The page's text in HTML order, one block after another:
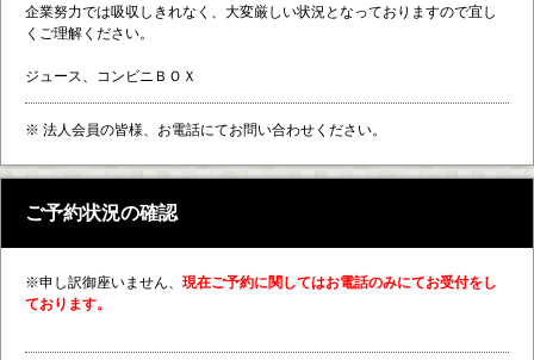
企業努力では吸収しきれなく、大変厳しい状況となっておりますので宜し
くご理解ください。
ジュース、コンビニＢＯＸ
※ 法人会員の皆様、お電話にてお問い合わせください。
ご予約状況の確認
※申し訳御座いません、 現在ご予約に関してはお電話のみにてお受付をし
ております。